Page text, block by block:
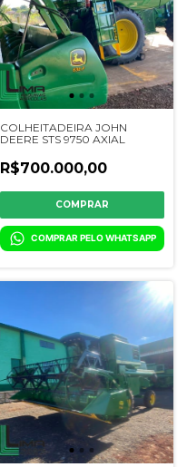
COLHEITADEIRA JOHN
DEERE STS 9750 AXIAL
R$700.000,00
COMPRAR PELO WHATSAPP